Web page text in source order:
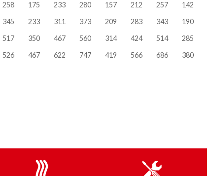
258 175 233 280 157 212 257
142
345 233 311 373 209 283 343
190
517 350 467 560 314 424 514
285
526 467 622 747 419 566 686 380